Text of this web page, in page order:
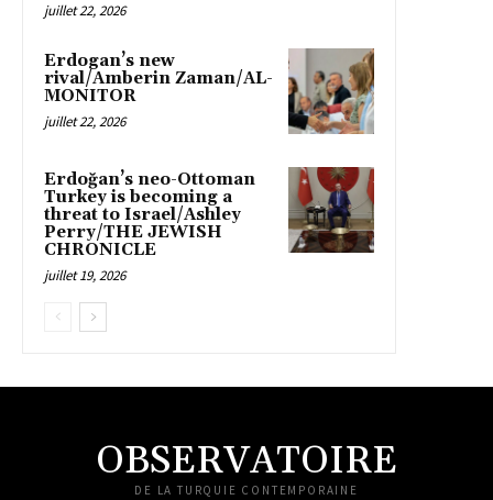
juillet 22, 2026
Erdogan’s new
rival/Amberin Zaman/AL-
MONITOR
juillet 22, 2026
Erdoğan’s neo-Ottoman
Turkey is becoming a
threat to Israel/Ashley
Perry/THE JEWISH
CHRONICLE
juillet 19, 2026
OBSERVATOIRE
DE LA TURQUIE CONTEMPORAINE